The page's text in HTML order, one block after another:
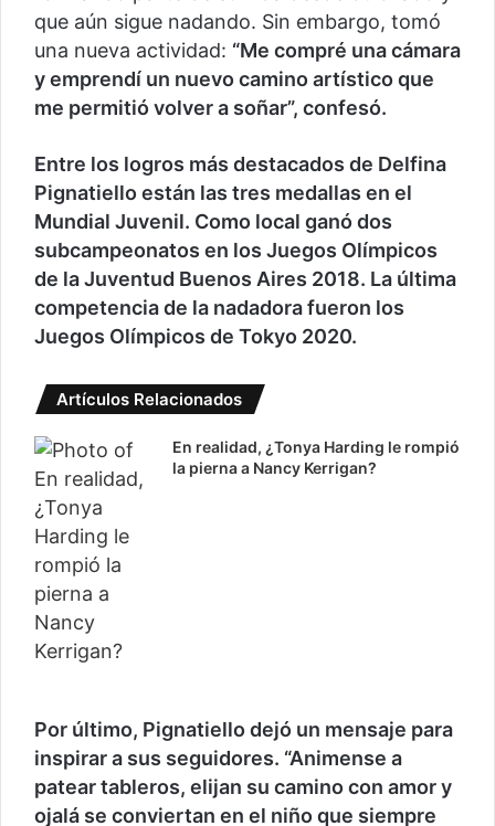
que aún sigue nadando. Sin embargo, tomó
una nueva actividad: “Me compré una cámara
y emprendí un nuevo camino artístico que
me permitió volver a soñar”, confesó.
Entre los logros más destacados de Delfina
Pignatiello están las tres medallas en el
Mundial Juvenil. Como local ganó dos
subcampeonatos en los Juegos Olímpicos
de la Juventud Buenos Aires 2018. La última
competencia de la nadadora fueron los
Juegos Olímpicos de Tokyo 2020.
Artículos Relacionados
En realidad, ¿Tonya Harding le rompió
la pierna a Nancy Kerrigan?
Por último, Pignatiello dejó un mensaje para
inspirar a sus seguidores. “Animense a
patear tableros, elijan su camino con amor y
ojalá se conviertan en el niño que siempre